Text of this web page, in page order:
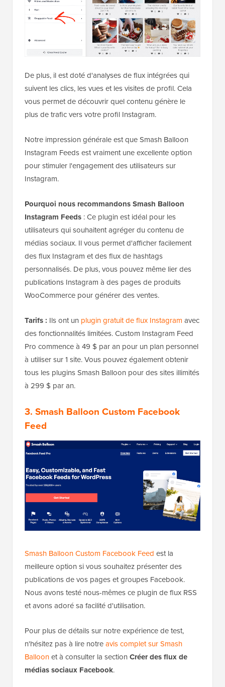
De plus, il est doté d'analyses de flux intégrées qui
suivent les clics, les vues et les visites de profil. Cela
vous permet de découvrir quel contenu génère le
plus de trafic vers votre profil Instagram.
Notre impression générale est que Smash Balloon
Instagram Feeds est vraiment une excellente option
pour stimuler l'engagement des utilisateurs sur
Instagram.
Pourquoi nous recommandons Smash Balloon
Instagram Feeds : Ce plugin est idéal pour les
utilisateurs qui souhaitent agréger du contenu de
médias sociaux. Il vous permet d'afficher facilement
des flux Instagram et des flux de hashtags
personnalisés. De plus, vous pouvez même lier des
publications Instagram à des pages de produits
WooCommerce pour générer des ventes.
Tarifs : Ils ont un plugin gratuit de flux Instagram avec
des fonctionnalités limitées. Custom Instagram Feed
Pro commence à 49 $ par an pour un plan personnel
à utiliser sur 1 site. Vous pouvez également obtenir
tous les plugins Smash Balloon pour des sites illimités
à 299 $ par an.
3. Smash Balloon Custom Facebook
Feed
Smash Balloon Custom Facebook Feed est la
meilleure option si vous souhaitez présenter des
publications de vos pages et groupes Facebook.
Nous avons testé nous-mêmes ce plugin de flux RSS
et avons adoré sa facilité d'utilisation.
Pour plus de détails sur notre expérience de test,
n'hésitez pas à lire notreavis complet sur Smash
Balloonet à consulter la section Créer des flux de
médias sociaux Facebook.